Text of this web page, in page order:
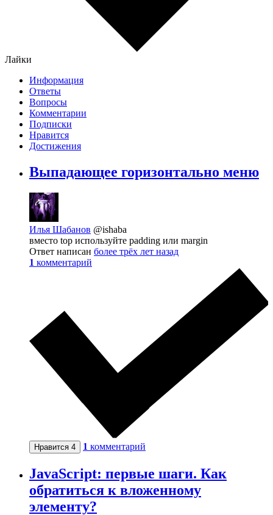
Лайки
Информация
Ответы
Вопросы
Комментарии
Подписки
Нравится
Достижения
Выпадающее горизонтально меню
Илья Шабанов @ishaba
вместо top используйте padding или margin
Ответ написан более трёх лет назад
1 комментарий
Нравится 4 1 комментарий
JavaScript: первые шаги. Как
обратиться к вложенному
элементу?